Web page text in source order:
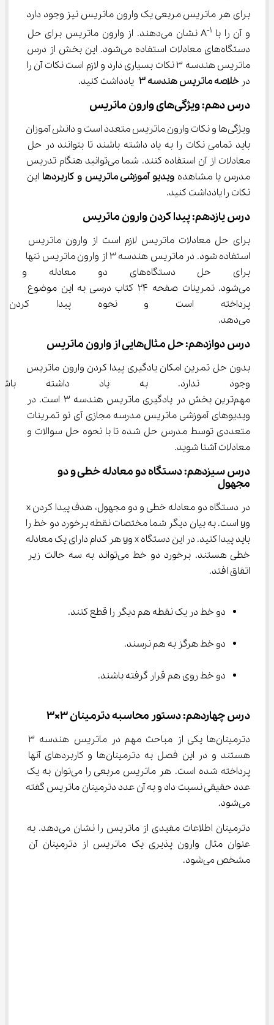
برای هر ماتریس مربعی یک وارون ماتریس نیز وجود دارد
و آن را با A -1
نشان می‌دهند. از وارون ماتریس برای حل
دستگاه‌های معادلات استفاده می‌شود. این بخش از درس
ماتریس هندسه ۳ نکات بسیاری دارد و لازم است نکات آن را
در خلاصه ماتریس هندسه ۳ یادداشت کنید.
درس دهم: ویژگی‌های وارون ماتریس
ویژگی‌ها و نکات وارون ماتریس متعدد است و دانش آموزان
باید تمامی نکات را به یاد داشته باشند تا بتوانند در حل
معادلات از آن استفاده کنند. شما می‌توانید هنگام تدریس
مدرس یا مشاهده ویدیو آموزشی ماتریس و کاربردها این
نکات را یادداشت کنید.
درس یازدهم: پیدا کردن وارون ماتریس
برای حل معادلات ماتریس لازم است از وارون ماتریس
استفاده شود. در ماتریس هندسه ۳ از وارون ماتریس تنها
برای حل دستگاه‌های دو
می‌شود. تمرینات صفحه ۲۴ کتاب درسی به این موضوع
پرداخته است و نحوه پیدا
می‌دهد.
درس دوازدهم: حل مثال‌هایی از وارون ماتریس
بدون حل تمرین امکان یادگیری پیدا کردن وارون ماتریس
وجود ندارد. به یاد داشته
مهم‌ترین بخش در یادگیری ماتریس هندسه ۳ است. در
ویدیو‌های آموزشی ماتریس مدرسه مجازی آی نو تمرینات
متعددی توسط مدرس حل شده تا با نحوه حل سوالات و
معادلات آشنا شوید.
درس سیزدهم: دستگاه دو معادله خطی و دو
مجهول
وy است. به بیان دیگر شما مختصات نقطه برخورد دو خط را
باید پیدا کنید. در این دستگاه x وy هر کدام دارای یک معادله
خطی هستند. برخورد دو خط می‌تواند به سه حالت زیر
اتفاق افتد.
دو خط در یک نقطه هم دیگر را قطع کنند.
دو خط هرگز به هم نرسند.
دو خط روی هم قرار گرفته باشند.
درس چهاردهم: دستور محاسبه دترمینان 3×3
هستند و در این فصل به دترمینان‌ها و کاربردهای آنها
پرداخته شده است. هر ماتریس مربعی را می‌توان به یک
عدد حقیقی نسبت داد و به آن عدد دترمینان ماتریس گفته
می‌شود.
دترمینان‌ اطلاعات مفیدی از ماتریس را نشان می‌دهد. به
عنوان مثال وارون پذیری یک ماتریس از دترمینان آن
مشخص می‌شود.